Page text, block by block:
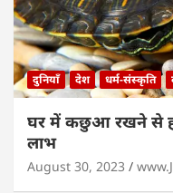
दुनियाँ देश धर्म-संस्कृति
घर में कछुआ रखने से
लाभ
August 30, 2023